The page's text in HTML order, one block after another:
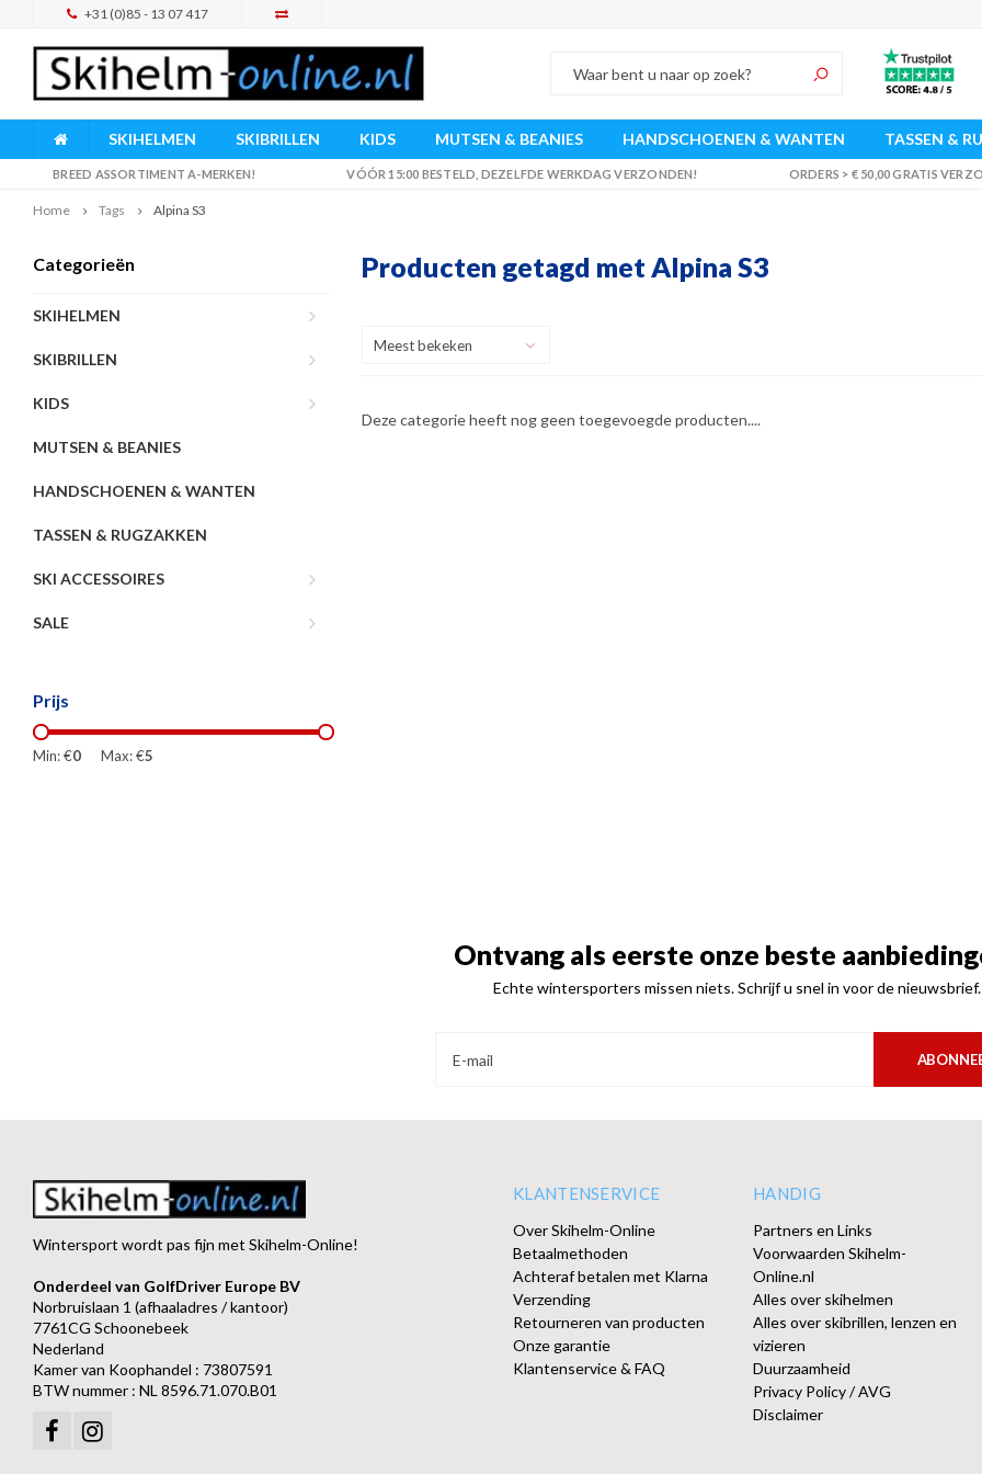
+31 (0)85 - 13 07 417
SKIHELMEN SKIBRILLEN KIDS MUTSEN & BEANIES HANDSCHOENEN & WANTEN TASSEN &
BREED ASSORTIMENT A-MERKEN! VÓÓR 15:00 BESTELD, DEZELFDE WERKDAG VERZONDEN! ORDERS > € 50,00 GRATIS
Home Tags Alpina S3
Categorieën
SKIHELMEN
SKIBRILLEN
KIDS
MUTSEN & BEANIES
HANDSCHOENEN & WANTEN
TASSEN & RUGZAKKEN
SKI ACCESSOIRES
SALE
Prijs
Min: €0 Max: €5
Producten getagd met Alpina S3
Meest bekeken
Deze categorie heeft nog geen toegevoegde producten....
Ontvang als eerste onze beste
Echte wintersporters missen niets. Schrijf u snel in voor de nieuwsbrief.
Wintersport wordt pas fijn met Skihelm-Online!
Onderdeel van GolfDriver Europe BV
Norbruislaan 1 (afhaaladres / kantoor)
7761CG Schoonebeek
Nederland
Kamer van Koophandel : 73807591
BTW nummer : NL 8596.71.070.B01
KLANTENSERVICE
Over Skihelm-Online
Betaalmethoden
Achteraf betalen met Klarna
Verzending
Retourneren van producten
Onze garantie
Klantenservice & FAQ
HANDIG
Partners en Links
Voorwaarden Skihelm-
Online.nl
Alles over skihelmen
Alles over skibrillen, lenzen en
vizieren
Duurzaamheid
Privacy Policy / AVG
Disclaimer